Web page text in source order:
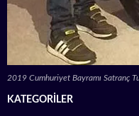
2019 Cumhuriyet Bayramı Satranç
KATEGORILER